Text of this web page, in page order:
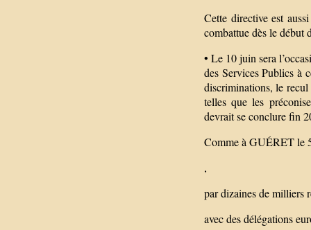
Cette directive est
combattue dès le début
• Le 10 juin sera
des Services Publics à
discriminations, le recul
telles que les
devrait se conclure fin
Comme à GUÉRET le
,
par dizaines de milliers
avec des délégations